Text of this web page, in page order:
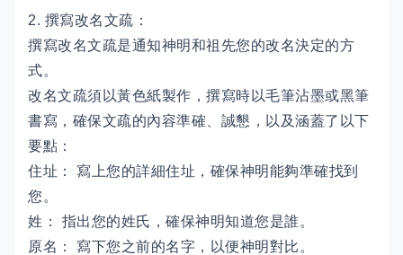
2. 撰寫改名文疏：
撰寫改名文疏是通知神明和祖先您的改名決定的方
式。
改名文疏須以黃色紙製作，撰寫時以毛筆沾墨或黑筆
書寫，確保文疏的內容準確、誠懇，以及涵蓋了以下
要點：
住址： 寫上您的詳細住址，確保神明能夠準確找到
您。
姓： 指出您的姓氏，確保神明知道您是誰。
原名： 寫下您之前的名字，以便神明對比。